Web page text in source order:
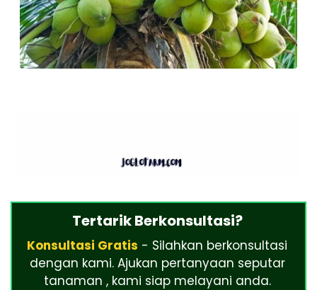
Tertarik Berkonsultasi?
Konsultasi Gratis - Silahkan berkonsultasi
dengan kami. Ajukan pertanyaan seputar
tanaman , kami siap melayani anda.